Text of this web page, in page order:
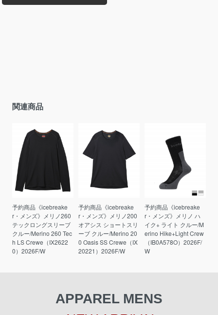
関連商品
予約商品《icebreake
r・メンズ》メリノ260
テックロングスリーブ
クルー/Merino 260 Tec
h LS Crewe（IX2622
0）2026F/W
予約商品《icebreake
r・メンズ》メリノ200
オアシス ショートスリ
ーブ クルー/Merino 20
0 Oasis SS Crewe（IX
20221）2026F/W
予約商品《icebreake
r・メンズ》メリノ ハ
イク+ ライト クルー/M
erino Hike+Light Crew
（IB0A578O）2026F/
W
APPAREL MENS